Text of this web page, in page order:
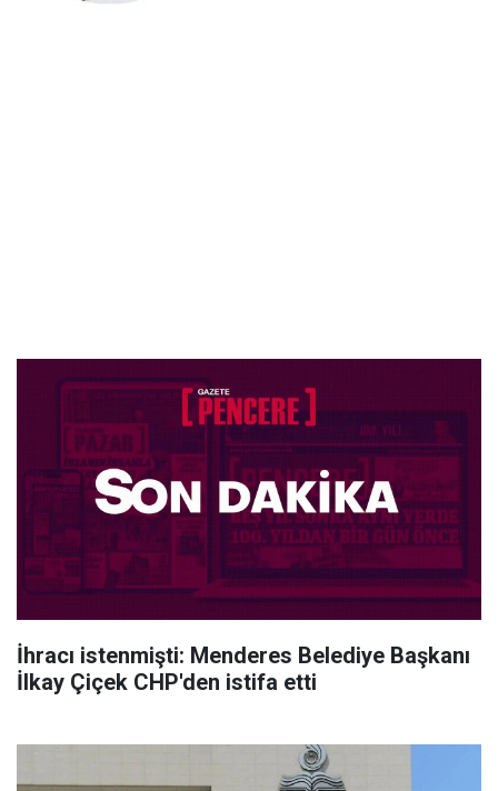
İhracı istenmişti: Menderes Belediye Başkanı
İlkay Çiçek CHP'den istifa etti